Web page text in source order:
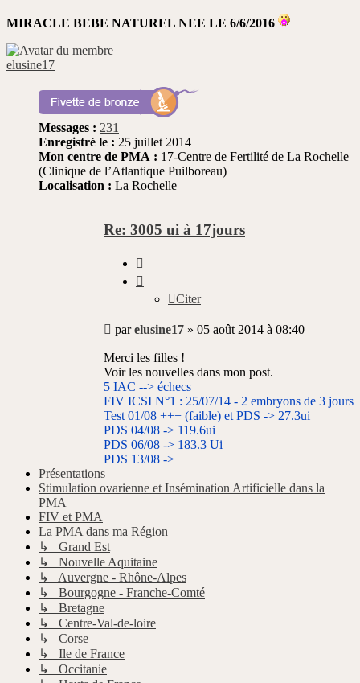
MIRACLE BEBE NATUREL NEE LE 6/6/2016
elusine17
Messages : 231
Enregistré le : 25 juillet 2014
Mon centre de PMA : 17-Centre de Fertilité de La Rochelle
(Clinique de l’Atlantique Puilboreau)
Localisation : La Rochelle
Re: 3005 ui à 17jours
Citer
Message
non
lu
parelusine17 » 05 août 2014 à 08:40
Merci les filles !
Voir les nouvelles dans mon post.
5 IAC --> échecs
FIV ICSI N°1 : 25/07/14 - 2 embryons de 3 jours
Test 01/08 +++ (faible) et PDS -> 27.3ui
PDS 04/08 -> 119.6ui
PDS 06/08 -> 183.3 Ui
PDS 13/08 ->
Présentations
Stimulation ovarienne et Insémination Artificielle dans la
PMA
FIV et PMA
La PMA dans ma Région
↳ Grand Est
↳ Nouvelle Aquitaine
↳ Auvergne - Rhône-Alpes
↳ Bourgogne - Franche-Comté
↳ Bretagne
↳ Centre-Val-de-loire
↳ Corse
↳ Ile de France
↳ Occitanie